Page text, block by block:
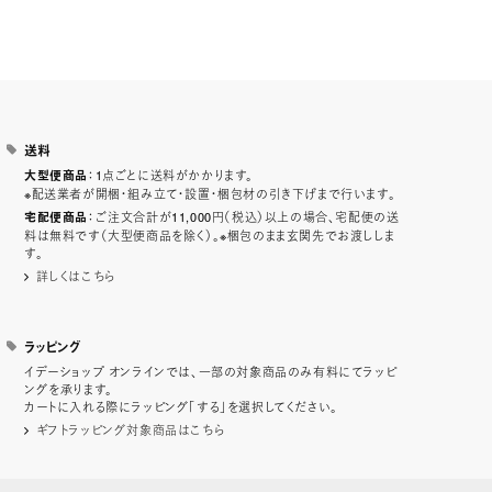
送料
大型便商品 ：1点ごとに送料がかかります。
※配送業者が開梱・組み立て・設置・梱包材の引き下げまで行います。
宅配便商品 ：ご注文合計が11,000円（税込）以上の場合、宅配便の送
料は無料です（大型便商品を除く）。※梱包のまま玄関先でお渡ししま
す。
詳しくはこちら
ラッピング
イデーショップ オンラインでは、一部の対象商品のみ有料にてラッピ
ングを承ります。
カートに入れる際にラッピング「する」を選択してください。
ギフトラッピング対象商品はこちら